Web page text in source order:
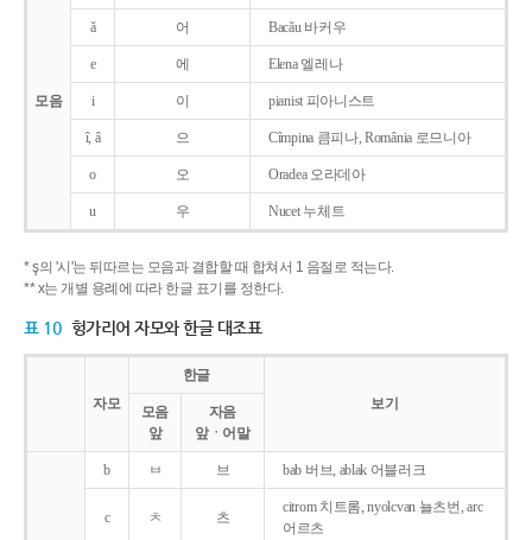
모음
ǎ 어 Bacǎu 바커우
e 에 Elena 엘레나
i 이 pianist 피아니스트
î, â 으 Cîmpina 큼피나, România 로므니아
o 오 Oradea 오라데아
u 우 Nucet 누체트
* ş의 '시'는 뒤따르는 모음과 결합할 때 합쳐서 1 음절로 적는다.
** x는 개별 용례에 따라 한글 표기를 정한다.
표 10 헝가리어 자모와 한글 대조표
자모
한글
보기
모음
앞
자음
앞ㆍ어말
b ㅂ 브 bab 버브, ablak 어블러크
c ㅊ 츠
citrom 치트롬, nyolcvan 뇰츠번, arc
어르츠